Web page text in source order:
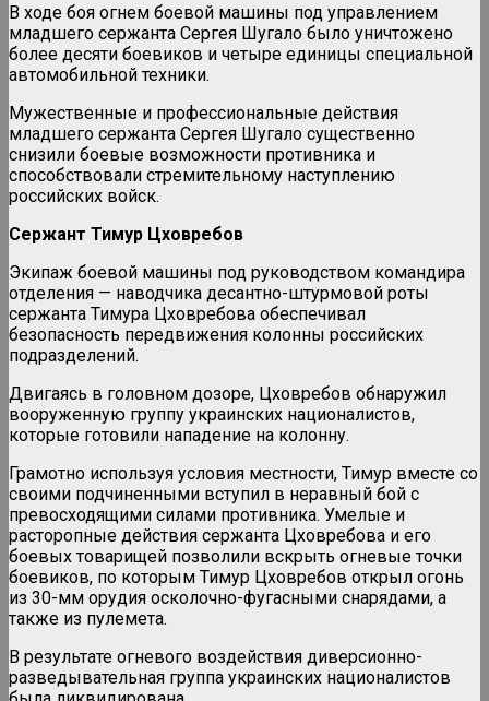
В ходе боя огнем боевой машины под управлением
младшего сержанта Сергея Шугало было уничтожено
более десяти боевиков и четыре единицы специальной
автомобильной техники.
Мужественные и профессиональные действия
младшего сержанта Сергея Шугало существенно
снизили боевые возможности противника и
способствовали стремительному наступлению
российских войск.
Сержант Тимур Цховребов
Экипаж боевой машины под руководством командира
отделения — наводчика десантно-штурмовой роты
сержанта Тимура Цховребова обеспечивал
безопасность передвижения колонны российских
подразделений.
Двигаясь в головном дозоре, Цховребов обнаружил
вооруженную группу украинских националистов,
которые готовили нападение на колонну.
Грамотно используя условия местности, Тимур вместе со
своими подчиненными вступил в неравный бой с
превосходящими силами противника. Умелые и
расторопные действия сержанта Цховребова и его
боевых товарищей позволили вскрыть огневые точки
боевиков, по которым Тимур Цховребов открыл огонь
из 30-мм орудия осколочно-фугасными снарядами, а
также из пулемета.
В результате огневого воздействия диверсионно-
разведывательная группа украинских националистов